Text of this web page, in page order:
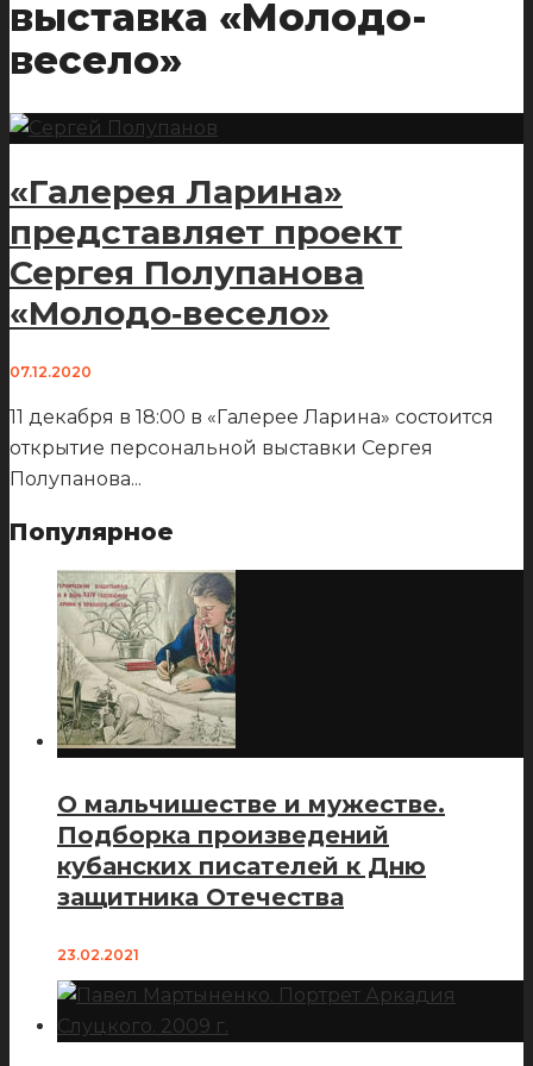
выставка «Молодо-
весело»
«Галерея Ларина»
представляет проект
Сергея Полупанова
«Молодо‑весело»
07.12.2020
11 декабря в 18:00 в «Галерее Ларина» состоится
открытие персональной выставки Сергея
Полупанова...
Популярное
О мальчишестве и мужестве.
Подборка произведений
кубанских писателей к Дню
защитника Отечества
23.02.2021